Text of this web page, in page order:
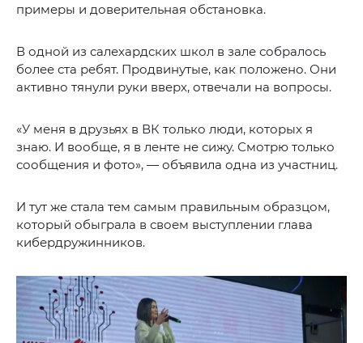
примеры и доверительная обстановка.
В одной из салехардских школ в зале собралось
более ста ребят. Продвинутые, как положено. Они
активно тянули руки вверх, отвечали на вопросы.
«У меня в друзьях в ВК только люди, которых я
знаю. И вообще, я в ленте не сижу. Смотрю только
сообщения и фото», — объявила одна из участниц.
И тут же стала тем самым правильным образцом,
который обыграла в своем выступлении глава
кибердружинников.